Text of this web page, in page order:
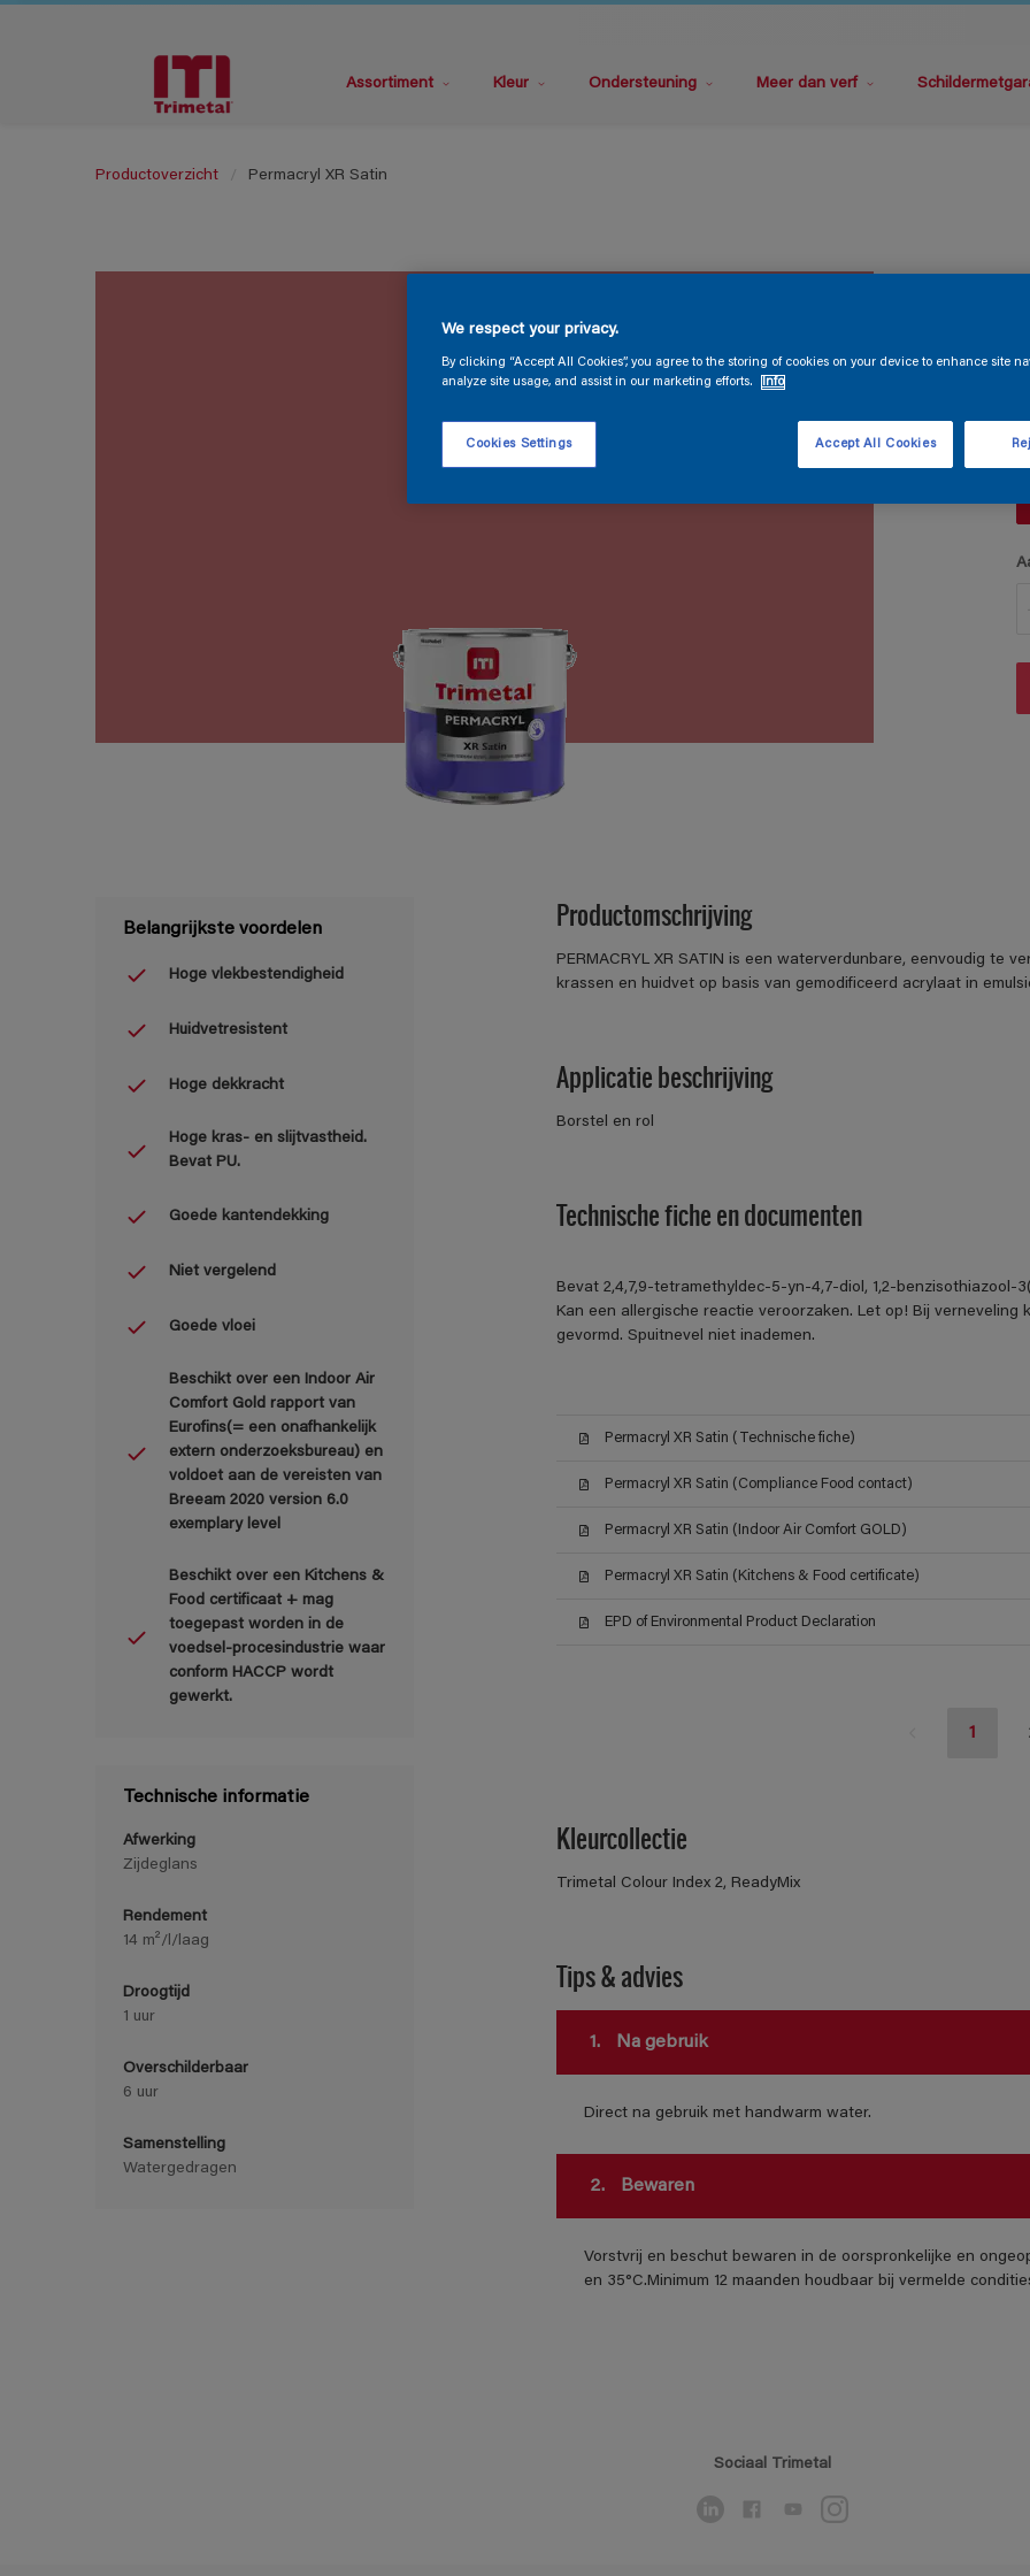
Assortiment Kleur Ondersteuning Meer dan verf
Productoverzicht Permacryl XR Satin
Belangrijkste voordelen
Hoge vlekbestendigheid
Huidvetresistent
Hoge dekkracht
Hoge kras- en slijtvastheid.
Bevat PU.
Goede kantendekking
Niet vergelend
Goede vloei
Beschikt over een Indoor Air
Comfort Gold rapport van
Eurofins(= een onafhankelijk
extern onderzoeksbureau) en
voldoet aan de vereisten van
Breeam 2020 version 6.0
exemplary level
Beschikt over een Kitchens &
Food certificaat + mag
toegepast worden in de
voedsel-procesindustrie waar
conform HACCP wordt
gewerkt.
Technische informatie
Afwerking
Zijdeglans
Rendement
14 m²/l/laag
Droogtijd
1 uur
Overschilderbaar
6 uur
Samenstelling
Watergedragen
Productomschrijving
PERMACRYL XR SATIN is een waterverdunbare, eenvoudig te
krassen en huidvet op basis van gemodificeerd acrylaat in
Applicatie beschrijving
Borstel en rol
Technische fiche en documenten
Bevat 2,4,7,9-tetramethyldec-5-yn-4,7-diol, 1,2-
Kan een allergische reactie veroorzaken. Let op! Bij
gevormd. Spuitnevel niet inademen.
Permacryl XR Satin (Technische fiche)
Permacryl XR Satin (Compliance Food contact)
Permacryl XR Satin (Indoor Air Comfort GOLD)
Permacryl XR Satin (Kitchens & Food certificate)
EPD of Environmental Product Declaration
1
Kleurcollectie
Trimetal Colour Index 2, ReadyMix
Tips & advies
1. Na gebruik
Direct na gebruik met handwarm water.
2. Bewaren
Vorstvrij en beschut bewaren in de oorspronkelijke en
en 35°C.Minimum 12 maanden houdbaar bij vermelde
Sociaal Trimetal
We respect your privacy.
By clicking “Accept All Cookies”, you agree to the storing of cookies on your device to enhance site
analyze site usage, and assist in our marketing efforts.
Info
Cookies Settings Accept All Cookies